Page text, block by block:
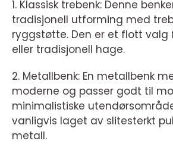
1. Klassisk trebenk: Denne
tradisjonell utforming med
ryggstøtte. Den er et flott valg
eller tradisjonell hage.
2. Metallbenk: En metallbenk
moderne og passer godt til
minimalistiske
vanligvis laget av slitesterkt
metall.